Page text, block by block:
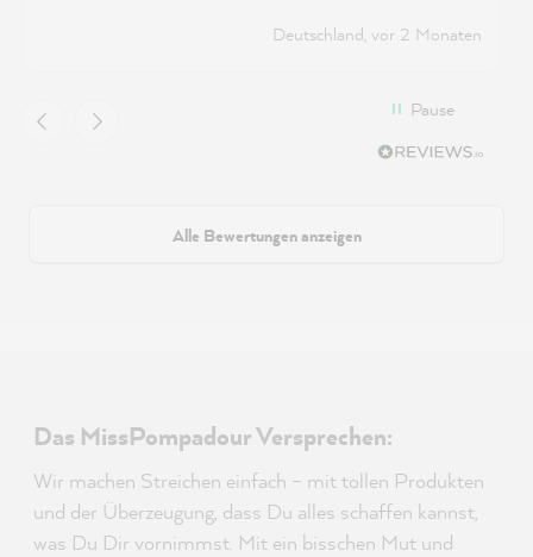
Deutschland, vor 2 Monaten
Pause
Alle Bewertungen anzeigen
Das MissPompadour Versprechen:
Wir machen Streichen einfach – mit tollen Produkten
und der Überzeugung, dass Du alles schaffen kannst,
was Du Dir vornimmst. Mit ein bisschen Mut und